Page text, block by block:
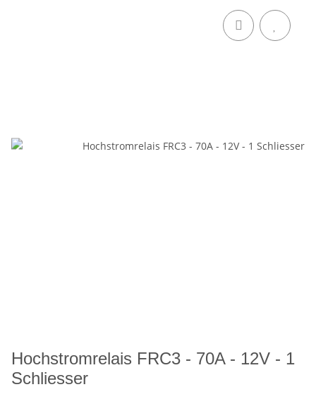
Hochstromrelais FRC3 - 70A - 12V - 1
Schliesser